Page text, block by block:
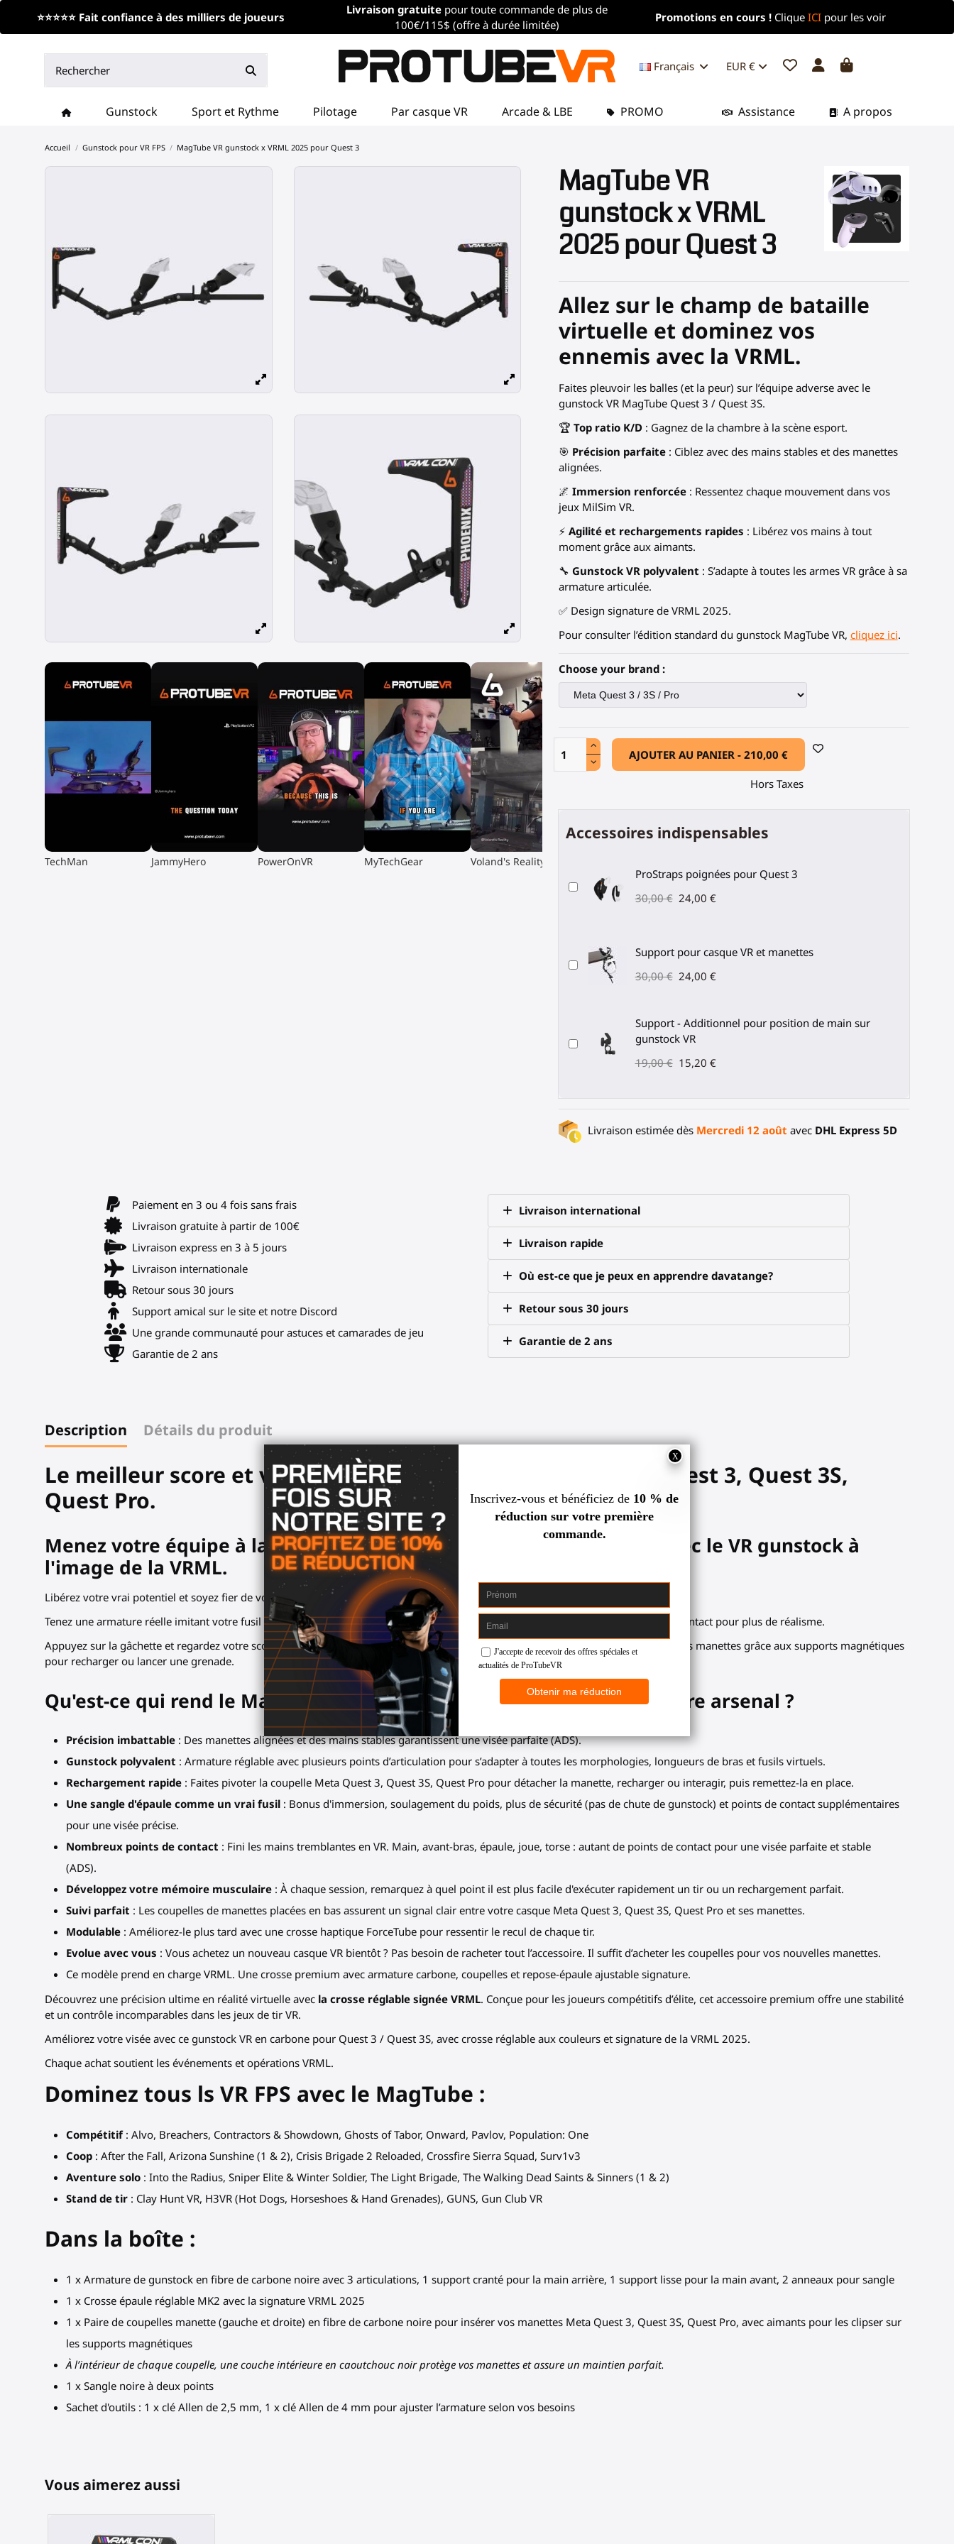
⭐⭐⭐⭐⭐ Fait confiance à des milliers de joueurs
Livraison gratuitepour toute commande de plus de
100€/115$ (offre à durée limitée)
Promotions en cours ! Clique ICI pour les voir
EUR €
Français
Gunstock Sport et Rythme Pilotage Par casque VR Arcade & LBE PROMO A propos
Assistance
Accueil Gunstock pour VR FPS MagTube VR gunstock x VRML 2025 pour Quest 3
▶
TechMan ▶
JammyHero ▶
PowerOnVR ▶
MyTechGear ▶
Voland's Reality
MagTube VR
gunstock x VRML
2025 pour Quest 3
Allez sur le champ de bataille
virtuelle et dominez vos
ennemis avec la VRML.
Faites pleuvoir les balles (et la peur) sur l’équipe adverse avec le
gunstock VR MagTube Quest 3 / Quest 3S.
🏆 Top ratio K/D: Gagnez de la chambre à la scène esport.
🎯 Précision parfaite: Ciblez avec des mains stables et des manettes
alignées.
🌌 Immersion renforcée: Ressentez chaque mouvement dans vos
jeux MilSim VR.
⚡ Agilité et rechargements rapides : Libérez vos mains à tout
moment grâce aux aimants.
🔧 Gunstock VR polyvalent : S’adapte à toutes les armes VR grâce à sa
armature articulée.
✅ Design signature de VRML 2025.
Pour consulter l’édition standard du gunstock MagTube VR, cliquez ici.
Choose your brand :
AJOUTER AU PANIER -210,00 €
Hors Taxes
Accessoires indispensables
ProStraps poignées pour Quest 3
30,00 € 24,00 €
Support pour casque VR et manettes
30,00 € 24,00 €
Support - Additionnel pour position de main sur
gunstock VR
19,00 € 15,20 €
Livraison estimée dès Mercredi 12 août avec DHL Express 5D
Paiement en 3 ou 4 fois sans frais
Livraison gratuite à partir de 100€
Livraison express en 3 à 5 jours
Livraison internationale
Retour sous 30 jours
Support amical sur le site et notre Discord
Une grande communauté pour astuces et camarades de jeu
Garantie de 2 ans
Livraison international
Livraison rapide
Où est-ce que je peux en apprendre davatange?
Retour sous 30 jours
Garantie de 2 ans
Description Détails du produit
Le meilleur score et visée parfaite avec le gunstock Meta Quest 3, Quest 3S,
Quest Pro.
Menez votre équipe à la victoire et dominez le tableau des scores avec le VR gunstock à
l'image de la VRML.
Libérez votre vrai potentiel et soyez fier de votre nouvelle précision avec le MagTube.
Tenez une armature réelle imitant votre fusil virtuel. Alignez vos manettes et visez n’importe quelle cible. De nombreux points de contact pour plus de réalisme.
Appuyez sur la gâchette et regardez votre score exploser pendant que vous enchaînez les kills. Détachez et rattachez rapidement vos manettes grâce aux supports magnétiques
pour recharger ou lancer une grenade.
Qu'est-ce qui rend le MagTube Quest 3 / Quest 3S aussi utile dans votre arsenal ?
Précision imbattable : Des manettes alignées et des mains stables garantissent une visée parfaite (ADS).
Gunstock polyvalent : Armature réglable avec plusieurs points d’articulation pour s’adapter à toutes les morphologies, longueurs de bras et fusils virtuels.
Rechargement rapide : Faites pivoter la coupelle Meta Quest 3, Quest 3S, Quest Pro pour détacher la manette, recharger ou interagir, puis remettez-la en place.
Une sangle d'épaule comme un vrai fusil : Bonus d'immersion, soulagement du poids, plus de sécurité (pas de chute de gunstock) et points de contact supplémentaires
pour une visée précise.
Nombreux points de contact : Fini les mains tremblantes en VR. Main, avant-bras, épaule, joue, torse : autant de points de contact pour une visée parfaite et stable
(ADS).
Développez votre mémoire musculaire : À chaque session, remarquez à quel point il est plus facile d'exécuter rapidement un tir ou un rechargement parfait.
Suivi parfait : Les coupelles de manettes placées en bas assurent un signal clair entre votre casque Meta Quest 3, Quest 3S, Quest Pro et ses manettes.
Modulable : Améliorez-le plus tard avec une crosse haptique ForceTube pour ressentir le recul de chaque tir.
Evolue avec vous : Vous achetez un nouveau casque VR bientôt ? Pas besoin de racheter tout l’accessoire. Il suffit d’acheter les coupelles pour vos nouvelles manettes.
Ce modèle prend en charge VRML. Une crosse premium avec armature carbone, coupelles et repose-épaule ajustable signature.
Découvrez une précision ultime en réalité virtuelle avec la crosse réglable signée VRML. Conçue pour les joueurs compétitifs d’élite, cet accessoire premium offre une stabilité
et un contrôle incomparables dans les jeux de tir VR.
Améliorez votre visée avec ce gunstock VR en carbone pour Quest 3 / Quest 3S, avec crosse réglable aux couleurs et signature de la VRML 2025.
Chaque achat soutient les événements et opérations VRML.
Dominez tous ls VR FPS avec le MagTube :
Compétitif: Alvo, Breachers, Contractors & Showdown, Ghosts of Tabor, Onward, Pavlov, Population: One
Coop : After the Fall, Arizona Sunshine (1 & 2), Crisis Brigade 2 Reloaded, Crossfire Sierra Squad, Surv1v3
Aventure solo : Into the Radius, Sniper Elite & Winter Soldier, The Light Brigade, The Walking Dead Saints & Sinners (1 & 2)
Stand de tir : Clay Hunt VR, H3VR (Hot Dogs, Horseshoes & Hand Grenades), GUNS, Gun Club VR
Dans la boîte :
1 x Armature de gunstock en fibre de carbone noire avec 3 articulations, 1 support cranté pour la main arrière, 1 support lisse pour la main avant, 2 anneaux pour sangle
1 x Crosse épaule réglable MK2 avec la signature VRML 2025
1 x Paire de coupelles manette (gauche et droite) en fibre de carbone noire pour insérer vos manettes Meta Quest 3, Quest 3S, Quest Pro, avec aimants pour les clipser sur
les supports magnétiques
À l’intérieur de chaque coupelle, une couche intérieure en caoutchouc noir protège vos manettes et assure un maintien parfait.
1 x Sangle noire à deux points
Sachet d'outils : 1 x clé Allen de 2,5 mm, 1 x clé Allen de 4 mm pour ajuster l’armature selon vos besoins
Vous aimerez aussi